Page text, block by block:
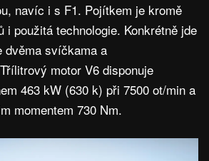
navíc i s F1. Pojítkem je kromě
i použitá technologie. Konkrétně jde
dvěma svíčkama a
motor V6 disponuje
463 kW (630 k) při 7500 ot/min a
momentem 730 Nm.